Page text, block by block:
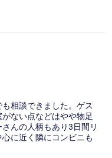
相談できました。ゲス
ない点などはやや物足
んの人柄もあり3日間リ
に近く隣にコンビニも